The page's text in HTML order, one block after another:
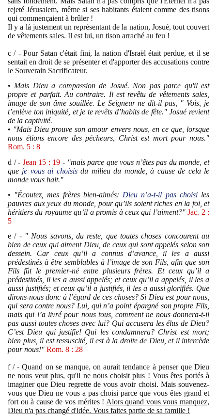
rejeté Jérusalem, même si ses habitants étaient comme des tisons
qui commençaient à brûler !
Il y a là justement un représentant de la nation, Josué, tout couvert
de vêtements sales. Il est lui, un tison arraché au feu !
c / - Pour Satan c'était fini, la nation d'Israël était perdue, et il se
sentait en droit de se présenter et d'apporter des accusations contre
le Souverain Sacrificateur.
• Mais Dieu a compassion de Josué. Non pas parce qu'il est
propre et parfait. Au contraire. Il est revêtu de vêtements sales,
image de son âme souillée. Le Seigneur ne dit-il pas, " Vois, je
t’enlève ton iniquité, et je te revêts d’habits de fête." Josué revient
de la captivité.
• "Mais Dieu prouve son amour envers nous, en ce que, lorsque
nous étions encore des pécheurs, Christ est mort pour nous."
Rom. 5 : 8
d / - Jean 15 : 19 - "mais parce que vous n’êtes pas du monde, et
que je vous ai choisis du milieu du monde, à cause de cela le
monde vous hait."
• "Écoutez, mes frères bien-aimés: Dieu n’a-t-il pas choisi les
pauvres aux yeux du monde, pour qu’ils soient riches en la foi, et
héritiers du royaume qu’il a promis à ceux qui l’aiment?" Jac. 2 :
5
e / - " Nous savons, du reste, que toutes choses concourent au
bien de ceux qui aiment Dieu, de ceux qui sont appelés selon son
dessein. Car ceux qu’il a connus d’avance, il les a aussi
prédestinés à être semblables à l’image de son Fils, afin que son
Fils fût le premier-né entre plusieurs frères. Et ceux qu’il a
prédestinés, il les a aussi appelés; et ceux qu’il a appelés, il les a
aussi justifiés; et ceux qu’il a justifiés, il les a aussi glorifiés. Que
dirons-nous donc à l’égard de ces choses? Si Dieu est pour nous,
qui sera contre nous? Lui, qui n’a point épargné son propre Fils,
mais qui l’a livré pour nous tous, comment ne nous donnera-t-il
pas aussi toutes choses avec lui? Qui accusera les élus de Dieu?
C’est Dieu qui justifie! Qui les condamnera? Christ est mort;
bien plus, il est ressuscité, il est à la droite de Dieu, et il intercède
pour nous!" Rom. 8 : 28
f / - Quand on se manque, on aurait tendance à penser que Dieu
ne nous veut plus, qu'il ne nous choisit plus ! Vous êtes portés à
imaginer que Dieu regrette de vous avoir choisi. Mais souvenez-
vous que Dieu ne vous a pas choisi parce que vous êtes grand et
fort ou à cause de vos mérites ! Alors quand vous vous manquez,
Dieu n'a pas changé d'idée. Vous faites partie de sa famille !